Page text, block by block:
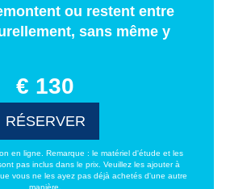
ou restent entre
sans même y
€ 130
RÉSERVER
en ligne. Remarque : le matériel d'étude et les
pas inclus dans le prix. Veuillez les ajouter à
vous ne les ayez pas déjà achetés d'une autre
manière.